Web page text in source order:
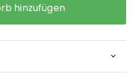
hinzufügen